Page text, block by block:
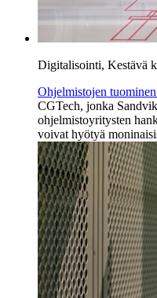
Digitalisointi, Kestävä
Ohjelmistojen
CGTech, jonka
ohjelmistoyritysten
voivat hyötyä